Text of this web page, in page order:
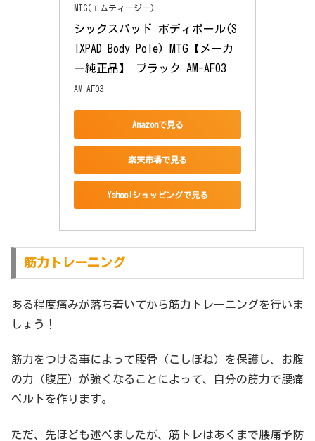
MTG(エムティージー)
シックスパッド ボディポール(S
IXPAD Body Pole) MTG【メーカ
ー純正品】 ブラック AM-AF03
AM-AF03
Amazonで見る
楽天市場で見る
Yahoo!ショッピングで見る
筋力トレーニング
ある程度痛みが落ち着いてから筋力トレーニングを行いま
しょう！
筋力をつける事によって腰骨（こしぼね）を保護し、お腹
の力（腹圧）が強くなることによって、自分の筋力で腰痛
ベルトを作ります。
ただ、先ほども述べましたが、筋トレはあくまで腰痛予防